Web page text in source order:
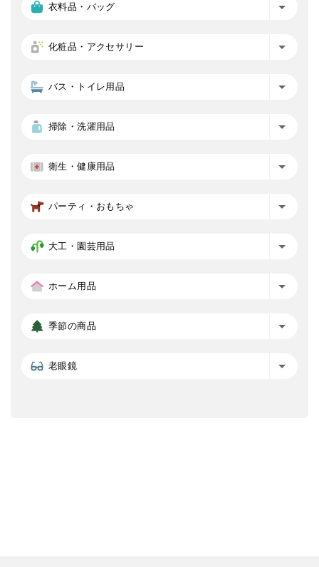
衣料品・バッグ
化粧品・アクセサリー
バス・トイレ用品
掃除・洗濯用品
衛生・健康用品
パーティ・おもちゃ
大工・園芸用品
ホーム用品
季節の商品
老眼鏡